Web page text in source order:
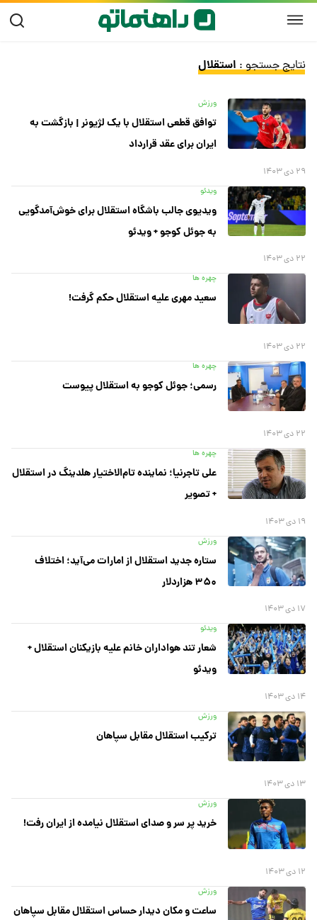
نتایج جستجو :استقلال
ورزش
توافق قطعی استقلال با یک لژیونر | بازگشت به
ایران برای عقد قرارداد
۲۹ دی ۱۴۰۳
ویدئو
ویدیوی جالب باشگاه استقلال برای خوش‌آمدگویی
به جوئل کوجو + ویدئو
۲۲ دی ۱۴۰۳
چهره ها
سعید مهری علیه استقلال حکم گرفت!
۲۲ دی ۱۴۰۳
چهره ها
رسمی؛ جوئل کوجو به استقلال پیوست
۲۲ دی ۱۴۰۳
چهره ها
علی تاجرنیا؛ نماینده تام‌الاختیار هلدینگ در استقلال
+ تصویر
۱۹ دی ۱۴۰۳
ورزش
ستاره جدید استقلال از امارات می‌آید؛ اختلاف
۳۵۰ هزاردلار
۱۷ دی ۱۴۰۳
ویدئو
شعار تند هواداران خانم علیه بازیکنان استقلال +
ویدئو
۱۴ دی ۱۴۰۳
ورزش
ترکیب استقلال مقابل سپاهان
۱۳ دی ۱۴۰۳
ورزش
خرید پر سر و صدای استقلال نیامده از ایران رفت!
۱۲ دی ۱۴۰۳
ورزش
ساعت و مکان دیدار حساس استقلال مقابل سپاهان